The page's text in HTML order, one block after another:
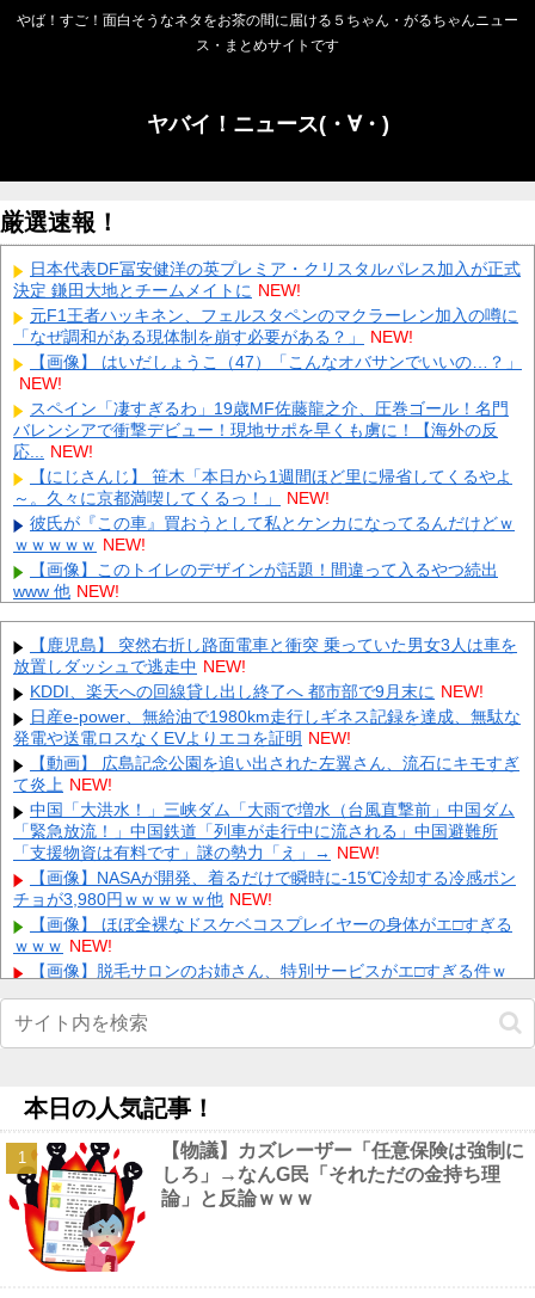
やば！すご！面白そうなネタをお茶の間に届ける５ちゃん・がるちゃんニュー
ス・まとめサイトです
ヤバイ！ニュース(・∀・)
厳選速報！
日本代表DF冨安健洋の英プレミア・クリスタルパレス加入が正式
決定 鎌田大地とチームメイトに NEW!
元F1王者ハッキネン、フェルスタペンのマクラーレン加入の噂に
「なぜ調和がある現体制を崩す必要がある？」
NEW!
【画像】 はいだしょうこ（47）「こんなオバサンでいいの…？」
NEW!
スペイン「凄すぎるわ」19歳MF佐藤龍之介、圧巻ゴール！名門
バレンシアで衝撃デビュー！現地サポを早くも虜に！【海外の反
応... NEW!
【にじさんじ】 笹木「本日から1週間ほど里に帰省してくるやよ
～。久々に京都満喫してくるっ！」
NEW!
彼氏が『この車』買おうとして私とケンカになってるんだけどｗ
ｗｗｗｗｗ NEW!
【画像】このトイレのデザインが話題！間違って入るやつ続出
www 他 NEW!
20年落ちで走行距離3マンの軽15万 他 NEW!
【ホロライブ】ニコ、引っ越し先に洗濯機置き場がない 他 NEW!
【声優】逢田梨香子(34)【ラブライブ！サンシャイン!!】 他
NEW!
【動画】日本を応援するチアガールの健康的下半身ｗｗｗｗｗ 他
NEW!
日本をダメにした総理大臣、ワースト１位が同点でこの人ｗｗｗ
ｗｗｗ NEW!
【画像】 まま「なんかプール入ってたら学生にめっちゃ見られた
w」 NEW!
出張から帰ったら、嫁の顔が青ざめていた。俺「一体何があった
んだ？」嫁「…」→子供たちに話を聞くと…
NEW!
賃貸物件を内覧中、ベランダに出たら突然ゾワッと両腕に鳥肌が
出た。「やっぱりこの部屋嫌だ」と思った瞬間、体が前にドンッと
突... NEW!
Powered by livedoor 相互RSS
【鹿児島】 突然右折し路面電車と衝突 乗っていた男女3人は車を
放置しダッシュで逃走中 NEW!
KDDI、楽天への回線貸し出し終了へ 都市部で9月末に NEW!
日産e-power、無給油で1980km走行しギネス記録を達成、無駄な
発電や送電ロスなくEVよりエコを証明 NEW!
【動画】 広島記念公園を追い出された左翼さん、流石にキモすぎ
て炎上 NEW!
中国「大洪水！」三峡ダム「大雨で増水（台風直撃前」中国ダム
「緊急放流！」中国鉄道「列車が走行中に流される」中国避難所
「支援物資は有料です」謎の勢力「え」→ NEW!
【画像】NASAが開発、着るだけで瞬時に-15℃冷却する冷感ポン
チョが3,980円ｗｗｗｗｗ他 NEW!
【画像】 ほぼ全裸なドスケベコスプレイヤーの身体がエ□すぎる
ｗｗｗ NEW!
【画像】脱毛サロンのお姉さん、特別サービスがエ□すぎる件ｗ
【画像】 ガールズバー店員えっろ
【悲報】ロシア、じわじわと逝き始める他 NEW!
【悲報】公務員さん、ボーナスを増額「民間企業に合わせまし
た」ｗｗｗｗｗｗｗｗｗｗ他 NEW!
ヤク奥川、ファンもアンチも騒げない成績を残す他 NEW!
【画像】 佳子さま、ボディラインがHすぎる… NEW!
【動画】 Kカップお○ぱい、触るにはデカすぎるｗｗｗ
本日の人気記事！
【物議】カズレーザー「任意保険は強制に
しろ」→なんG民「それただの金持ち理
論」と反論ｗｗｗ